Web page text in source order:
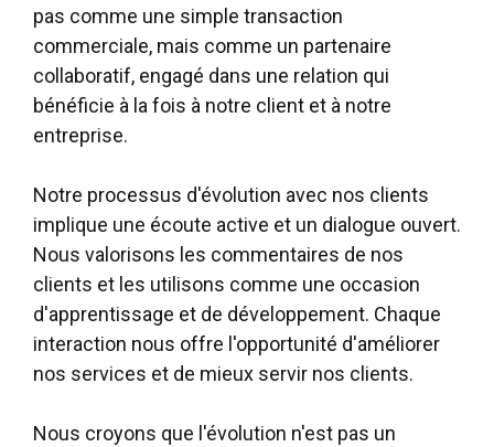
pas comme une simple transaction
commerciale, mais comme un partenaire
collaboratif, engagé dans une relation qui
bénéficie à la fois à notre client et à notre
entreprise.
Notre processus d'évolution avec nos clients
implique une écoute active et un dialogue ouvert.
Nous valorisons les commentaires de nos
clients et les utilisons comme une occasion
d'apprentissage et de développement. Chaque
interaction nous offre l'opportunité d'améliorer
nos services et de mieux servir nos clients.
Nous croyons que l'évolution n'est pas un